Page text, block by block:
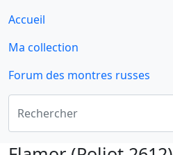
Accueil
Ma collection
Forum des montres russes